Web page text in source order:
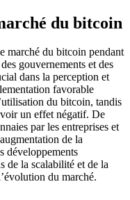
du bitcoin
marché du bitcoin pendant
gouvernements et des
dans la perception et
favorable
du bitcoin, tandis
un effet négatif. De
par les entreprises et
de la
développements
de la scalabilité et de la
du marché.